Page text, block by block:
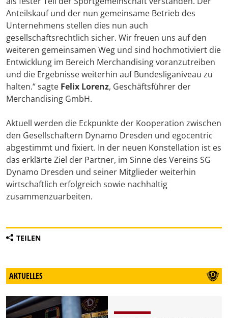
Anteilskauf und der nun gemeinsame Betrieb des
Unternehmens stellen dies nun auch
gesellschaftsrechtlich sicher. Wir freuen uns auf den
weiteren gemeinsamen Weg und sind hochmotiviert die
Entwicklung im Bereich Merchandising voranzutreiben
und die Ergebnisse weiterhin auf Bundesliganiveau zu
halten.“ sagte Felix Lorenz, Geschäftsführer der
Merchandising GmbH.
Aktuell werden die Eckpunkte der Kooperation zwischen
den Gesellschaftern Dynamo Dresden und egocentric
abgestimmt und fixiert. In der neuen Konstellation ist es
das erklärte Ziel der Partner, im Sinne des Vereins SG
Dynamo Dresden und seiner Mitglieder weiterhin
wirtschaftlich erfolgreich sowie nachhaltig
zusammenzuarbeiten.
TEILEN
AKTUELLES